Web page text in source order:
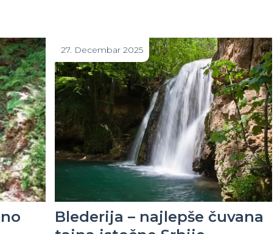
27. Decembar 2025
Blederija – najlepše čuvana